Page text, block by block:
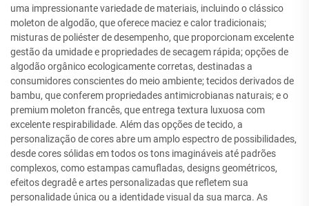
uma impressionante variedade de materiais, incluindo o clássico
moleton de algodão, que oferece maciez e calor tradicionais;
misturas de poliéster de desempenho, que proporcionam excelente
gestão da umidade e propriedades de secagem rápida; opções de
algodão orgânico ecologicamente corretas, destinadas a
consumidores conscientes do meio ambiente; tecidos derivados de
bambu, que conferem propriedades antimicrobianas naturais; e o
premium moleton francês, que entrega textura luxuosa com
excelente respirabilidade. Além das opções de tecido, a
personalização de cores abre um amplo espectro de possibilidades,
desde cores sólidas em todos os tons imagináveis até padrões
complexos, como estampas camufladas, designs geométricos,
efeitos degradê e artes personalizadas que refletem sua
personalidade única ou a identidade visual da sua marca. As